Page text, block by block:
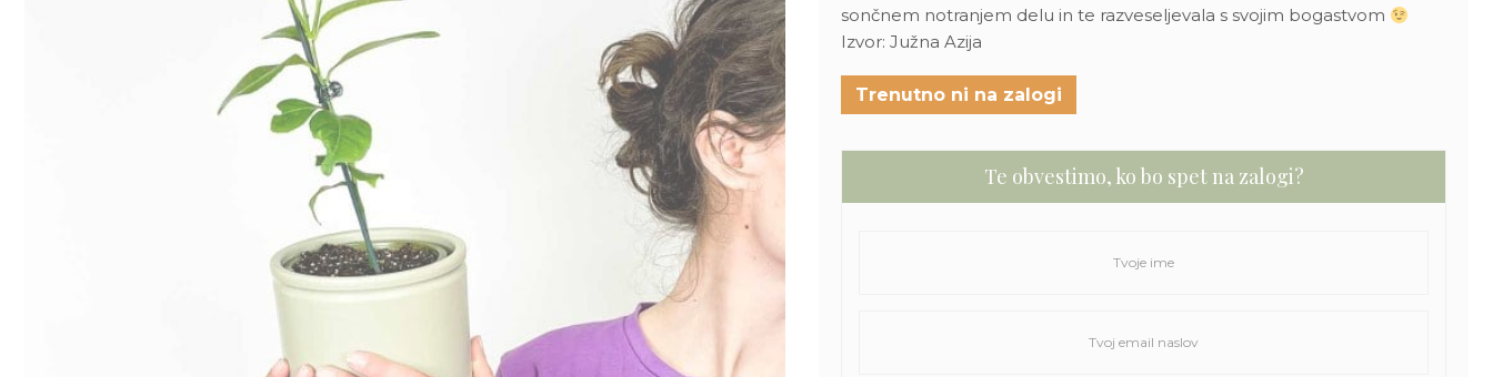
sončnem notranjem delu in te razveseljevala s svojim bogastvom
Izvor: Južna Azija
Trenutno ni na zalogi
Te obvestimo, ko bo spet na zalogi?